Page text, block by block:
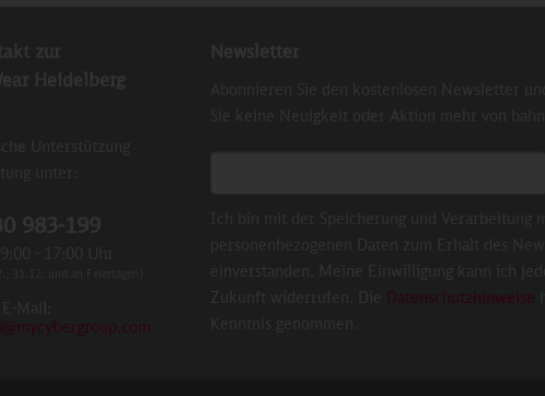
zur
Heidelberg
Unterstützung
unter:
983-199
- 17:00 Uhr
31.12. und an Feiertagen)
Mail:
Newsletter
Abonnieren Sie den kostenlosen Newsletter
Sie keine Neuigkeit oder Aktion mehr von
Ich bin mit der Speicherung und Verarbeitung
personenbezogenen Daten zum Erhalt des
einverstanden. Meine Einwilligung kann ich
Zukunft widerrufen. Die Datenschutzhinweise
Kenntnis genommen.